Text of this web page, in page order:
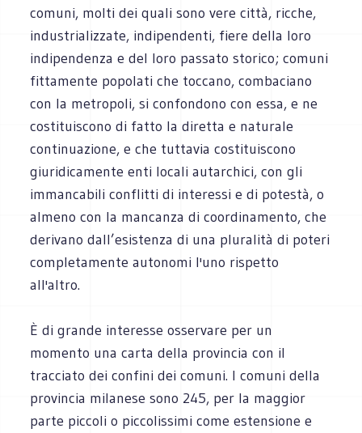
comuni, molti dei quali sono vere città, ricche,
industrializzate, indipendenti, fiere della loro
indipendenza e del loro passato storico; comuni
fittamente popolati che toccano, combaciano
con la metropoli, si confondono con essa, e ne
costituiscono di fatto la diretta e naturale
continuazione, e che tuttavia costituiscono
giuridicamente enti locali autarchici, con gli
immancabili conflitti di interessi e di potestà, o
almeno con la mancanza di coordinamento, che
derivano dall’esistenza di una pluralità di poteri
completamente autonomi l'uno rispetto
all'altro.
È di grande interesse osservare per un
momento una carta della provincia con il
tracciato dei confini dei comuni. I comuni della
provincia milanese sono 245, per la maggior
parte piccoli o piccolissimi come estensione e